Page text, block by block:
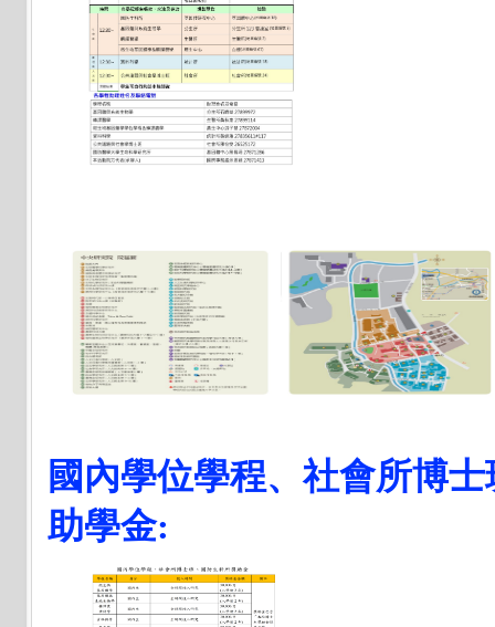
國內學位學程、社會所博
助學金: